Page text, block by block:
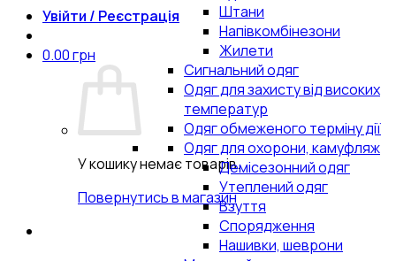
Увійти / Реєстрація
0.00грн
У кошику немає товарів.
Повернутись в магазин
Штани
Напівкомбінезони
Жилети
Сигнальний одяг
Одяг для захисту від високих
температур
Одяг обмеженого терміну дії
Одяг для охорони, камуфляж
Демісезонний одяг
Утеплений одяг
Взуття
Спорядження
Нашивки, шеврони